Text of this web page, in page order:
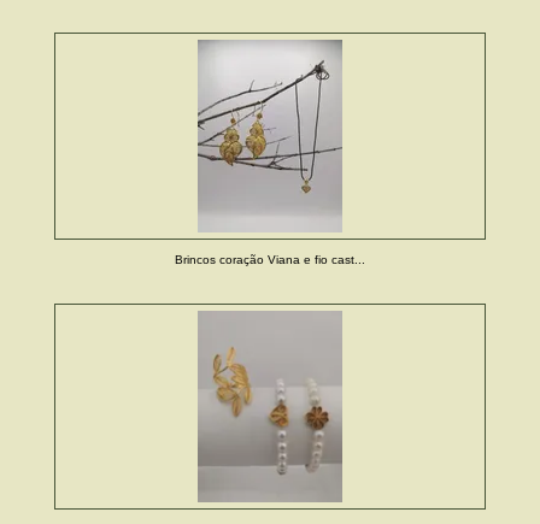
Brincos coração Viana e fio cast...